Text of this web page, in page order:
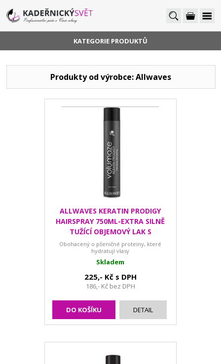
KATEGORIE PRODUKTŮ
Produkty od výrobce: Allwaves
ALLWAVES KERATIN PRODIGY
HAIRSPRAY 750ML-EXTRA SILNĚ
TUŽÍCÍ OBJEMOVÝ LAK S
KERATINEM
Obohacený o pšeničné proteiny, které
hydratují vlasy
Skladem
225,- Kč s DPH
186,- Kč bez DPH
DO KOŠÍKU DETAIL